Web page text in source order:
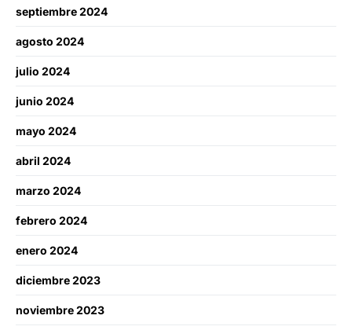
septiembre 2024
agosto 2024
julio 2024
junio 2024
mayo 2024
abril 2024
marzo 2024
febrero 2024
enero 2024
diciembre 2023
noviembre 2023